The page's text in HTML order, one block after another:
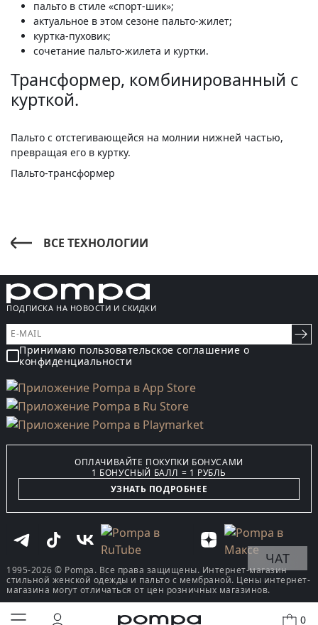
0
пальто в стиле «спорт-шик»;
актуальное в этом сезоне пальто-жилет;
куртка-пуховик;
сочетание пальто-жилета и куртки.
Трансформер, комбинированный с
курткой.
Пальто с отстегивающейся на молнии нижней частью,
превращая его в куртку.
Пальто-трансформер
ВСЕ ТЕХНОЛОГИИ
ПОДПИСКА НА НОВОСТИ И СКИДКИ
Принимаю пользовательское соглашение о
конфиденциальности
ОПЛАЧИВАЙТЕ ПОКУПКИ БОНУСАМИ
1 БОНУСНЫЙ БАЛЛ = 1 РУБЛЬ
УЗНАТЬ ПОДРОБНЕЕ
1995-2026 © Pompa. Все права защищены. Интернет-магазин
стильной женской одежды и пальто с мембраной. Цены интернет-
магазина могут отличаться от цен розничных магазинов.
ЧАТ